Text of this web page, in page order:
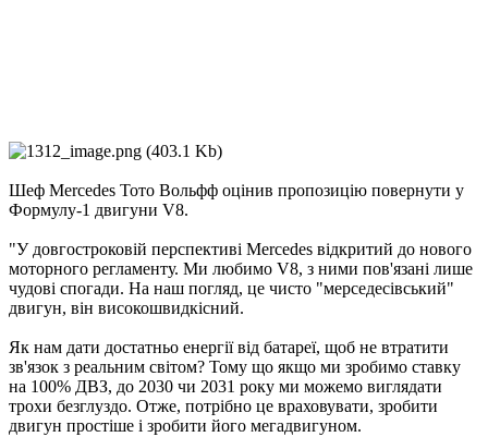
Шеф Mercedes Тото Вольфф оцінив пропозицію повернути у
Формулу-1 двигуни V8.
"У довгостроковій перспективі Mercedes відкритий до нового
моторного регламенту. Ми любимо V8, з ними пов'язані лише
чудові спогади. На наш погляд, це чисто "мерседесівський"
двигун, він високошвидкісний.
Як нам дати достатньо енергії від батареї, щоб не втратити
зв'язок з реальним світом? Тому що якщо ми зробимо ставку
на 100% ДВЗ, до 2030 чи 2031 року ми можемо виглядати
трохи безглуздо. Отже, потрібно це враховувати, зробити
двигун простіше і зробити його мегадвигуном.